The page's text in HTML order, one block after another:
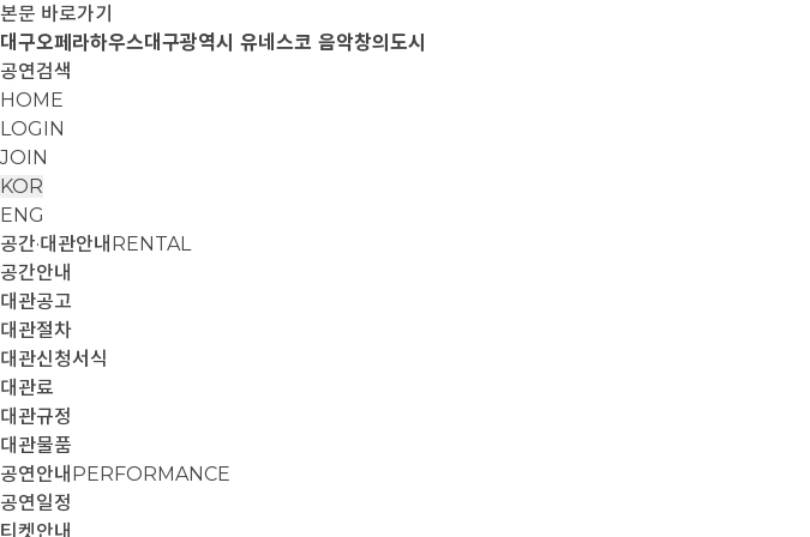
본문 바로가기
대구오페라하우스대구광역시 유네스코 음악창의도시
공연검색
HOME
LOGIN
JOIN
KOR
ENG
공간·대관안내 RENTAL
공간안내
대관공고
대관절차
대관신청서식
대관료
대관규정
대관물품
공연안내 PERFORMANCE
공연일정
티켓안내